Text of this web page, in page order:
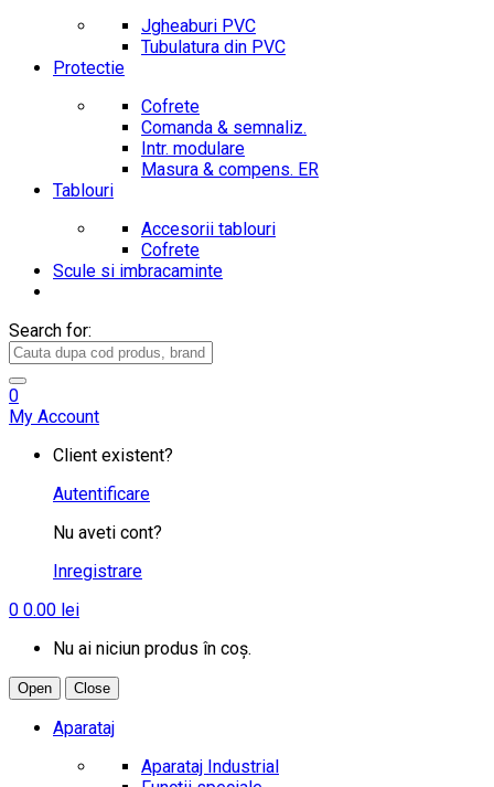
Jgheaburi PVC
Tubulatura din PVC
Protectie
Cofrete
Comanda & semnaliz.
Intr. modulare
Masura & compens. ER
Tablouri
Accesorii tablouri
Cofrete
Scule si imbracaminte
Search for:
0
My Account
Client existent?
Autentificare
Nu aveti cont?
Inregistrare
0 0.00 lei
Nu ai niciun produs în coș.
Open Close
Aparataj
Aparataj Industrial